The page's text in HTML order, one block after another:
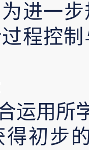
进一
程控
运用所
得初步